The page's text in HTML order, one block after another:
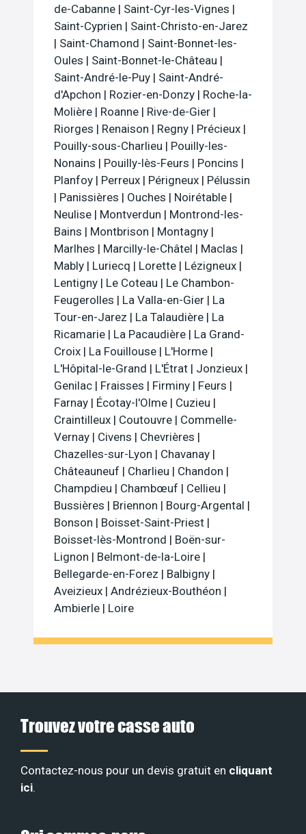
de-Cabanne | Saint-Cyr-les-Vignes |
Saint-Cyprien | Saint-Christo-en-Jarez
| Saint-Chamond | Saint-Bonnet-les-
Oules | Saint-Bonnet-le-Château |
Saint-André-le-Puy | Saint-André-
d'Apchon | Rozier-en-Donzy | Roche-la-
Molière | Roanne | Rive-de-Gier |
Riorges | Renaison | Regny | Précieux |
Pouilly-sous-Charlieu | Pouilly-les-
Nonains | Pouilly-lès-Feurs | Poncins |
Planfoy | Perreux | Périgneux | Pélussin
| Panissières | Ouches | Noirétable |
Neulise | Montverdun | Montrond-les-
Bains | Montbrison | Montagny |
Marlhes | Marcilly-le-Châtel | Maclas |
Mably | Luriecq | Lorette | Lézigneux |
Lentigny | Le Coteau | Le Chambon-
Feugerolles | La Valla-en-Gier | La
Tour-en-Jarez | La Talaudière | La
Ricamarie | La Pacaudière | La Grand-
Croix | La Fouillouse | L'Horme |
L'Hôpital-le-Grand | L'Étrat | Jonzieux |
Genilac | Fraisses | Firminy | Feurs |
Farnay | Écotay-l'Olme | Cuzieu |
Craintilleux | Coutouvre | Commelle-
Vernay | Civens | Chevrières |
Chazelles-sur-Lyon | Chavanay |
Châteauneuf | Charlieu | Chandon |
Champdieu | Chambœuf | Cellieu |
Bussières | Briennon | Bourg-Argental |
Bonson | Boisset-Saint-Priest |
Boisset-lès-Montrond | Boën-sur-
Lignon | Belmont-de-la-Loire |
Bellegarde-en-Forez | Balbigny |
Aveizieux | Andrézieux-Bouthéon |
Ambierle | Loire
Trouvez votre casse auto
Contactez-nous pour un devis gratuit en cliquant
ici.